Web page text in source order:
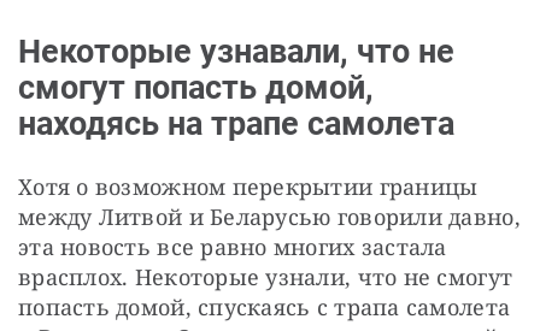
Некоторые узнавали, что не
смогут попасть домой,
находясь на трапе самолета
Хотя о возможном перекрытии границы
между Литвой и Беларусью говорили давно,
эта новость все равно многих застала
врасплох. Некоторые узнали, что не смогут
попасть домой, спускаясь с трапа самолета